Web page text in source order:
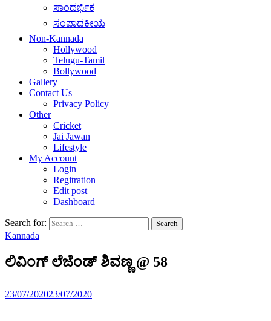
ಸಾಂದರ್ಭಿಕ
ಸಂಪಾದಕೀಯ
Non-Kannada
Hollywood
Telugu-Tamil
Bollywood
Gallery
Contact Us
Privacy Policy
Other
Cricket
Jai Jawan
Lifestyle
My Account
Login
Regitration
Edit post
Dashboard
Search for:
Kannada
ಲಿವಿಂಗ್ ಲೆಜೆಂಡ್ ಶಿವಣ್ಣ @ 58
23/07/202023/07/2020